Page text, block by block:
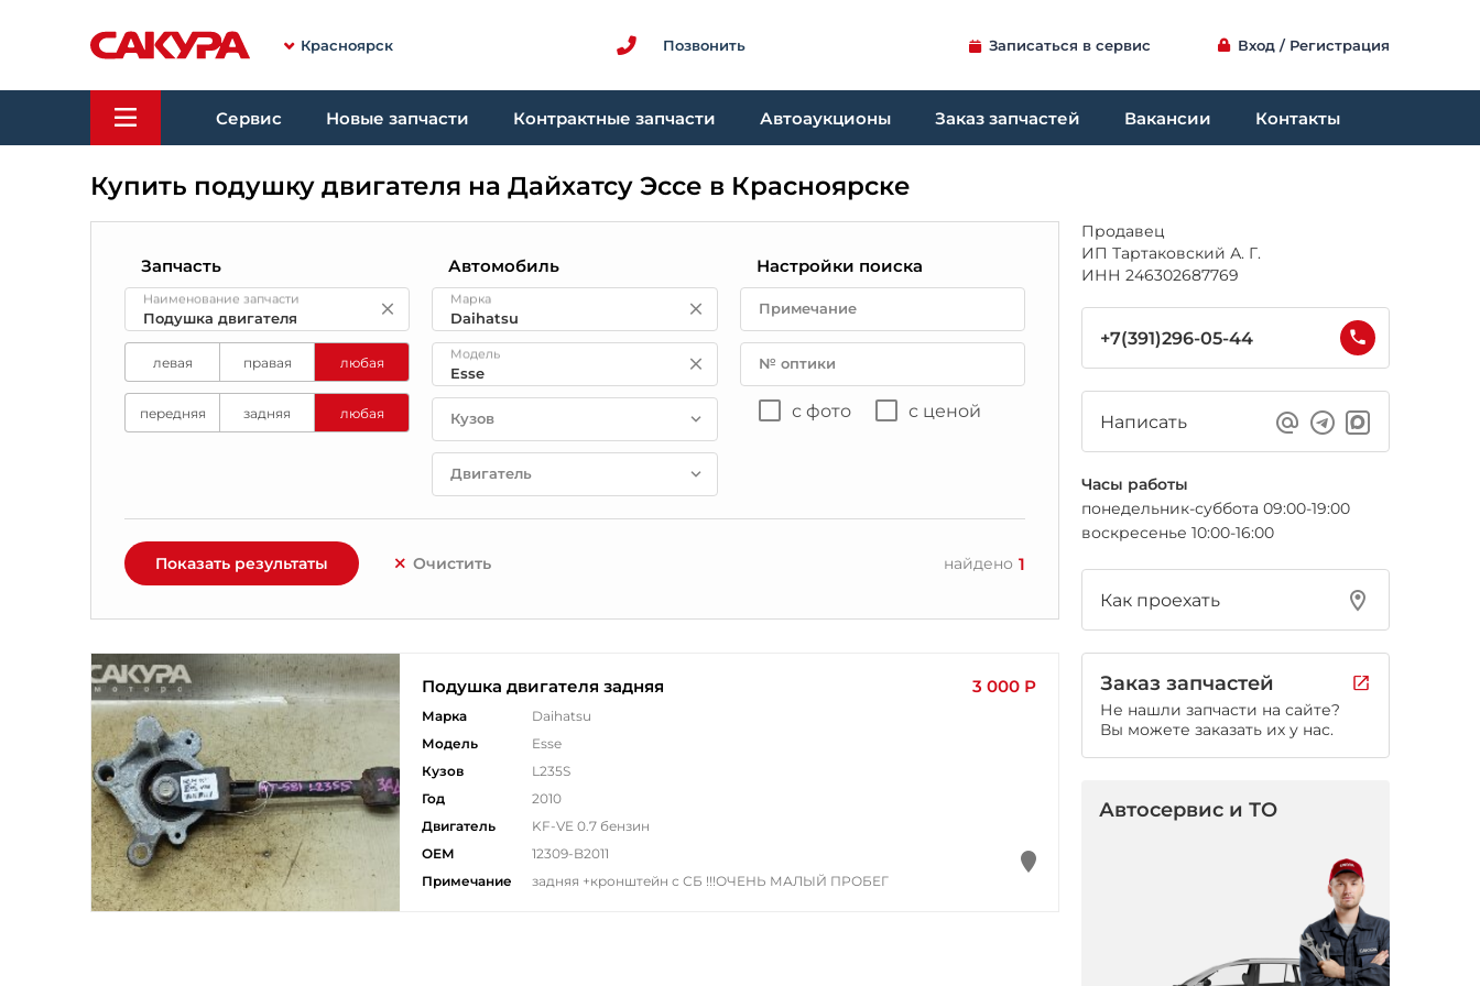
Красноярск Позвонить Записаться в сервис Вход / Регистрация
Сервис Новые запчасти Контрактные запчасти Автоаукционы Заказ запчастей Вакансии Контакты
Купить подушку двигателя на Дайхатсу Эссе в Красноярске
Запчасть
Наименование запчасти
левая правая любая
передняя задняя любая
Автомобиль
Марка
Модель
Кузов
Двигатель
Настройки поиска
Примечание
№ оптики
с фото с ценой
Показать результаты Очистить найдено 1
Подушка двигателя задняя 3 000 Р
Марка
Daihatsu
Модель
Esse
Кузов
L235S
Год
2010
Двигатель
KF-VE 0.7 бензин
ОЕМ
12309-B2011
Примечание
задняя +кронштейн с СБ !!!ОЧЕНЬ МАЛЫЙ ПРОБЕГ
Продавец
ИП Тартаковский А. Г.
ИНН 246302687769
+7(391)296-05-44
Написать
Часы работы
понедельник-суббота 09:00-19:00
воскресенье 10:00-16:00
Как проехать
Заказ запчастей
Не нашли запчасти на сайте?
Вы можете заказать их у нас.
Автосервис и ТО